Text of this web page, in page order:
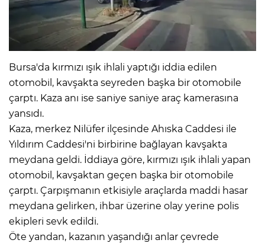
Bursa'da kırmızı ışık ihlali yaptığı iddia edilen
otomobil, kavşakta seyreden başka bir otomobile
çarptı. Kaza anı ise saniye saniye araç kamerasına
yansıdı.
Kaza, merkez Nilüfer ilçesinde Ahıska Caddesi ile
Yıldırım Caddesi'ni birbirine bağlayan kavşakta
meydana geldi. İddiaya göre, kırmızı ışık ihlali yapan
otomobil, kavşaktan geçen başka bir otomobile
çarptı. Çarpışmanın etkisiyle araçlarda maddi hasar
meydana gelirken, ihbar üzerine olay yerine polis
ekipleri sevk edildi.
Öte yandan, kazanın yaşandığı anlar çevrede